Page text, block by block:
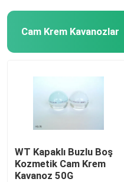
Cam Krem Kavanozlar
WT Kapaklı Buzlu Boş
Kozmetik Cam Krem
Kavanoz 50G